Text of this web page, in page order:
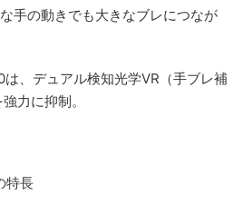
手の動きでも大きなブレにつなが
は、デュアル検知光学VR（手ブレ補
力に抑制。
特長